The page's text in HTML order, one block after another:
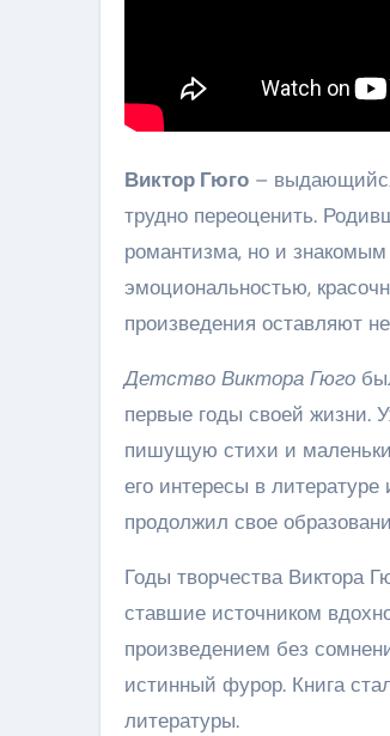
Виктор Гюго –
трудно переоценить.
романтизма, но и
эмоциональностью,
произведения оставляют
Детство Виктора Гюго
первые годы своей жизни.
пишущую стихи и
его интересы в
продолжил свое
Годы творчества Виктора
ставшие источником
произведением без
истинный фурор. Книга
литературы.